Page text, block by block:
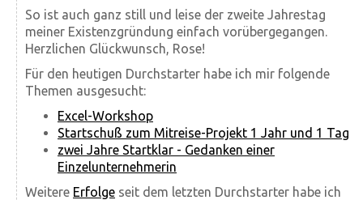
So ist auch ganz still und leise der zweite Jahrestag
meiner Existenzgründung einfach vorübergegangen.
Herzlichen Glückwunsch, Rose!
Für den heutigen Durchstarter habe ich mir folgende
Themen ausgesucht:
Excel-Workshop
Startschuß zum Mitreise-Projekt 1 Jahr und 1 Tag
zwei Jahre Startklar - Gedanken einer
Einzelunternehmerin
Weitere Erfolge seit dem letzten Durchstarter habe ich